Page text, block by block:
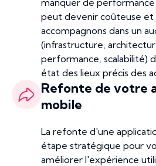
manquer de
peut devenir coûteuse et
accompagnons dans un
(infrastructure,
performance, scalabilité)
état des lieux précis des
Refonte de votre
mobile
La refonte d'une
étape stratégique pour
améliorer l'expérience